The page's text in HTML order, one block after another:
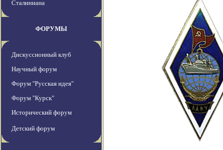
Сталиниана
ФОРУМЫ
Дискуссионный клуб
Научный форум
Форум "Русская идея"
Форум "Курск"
Исторический форум
Детский форум